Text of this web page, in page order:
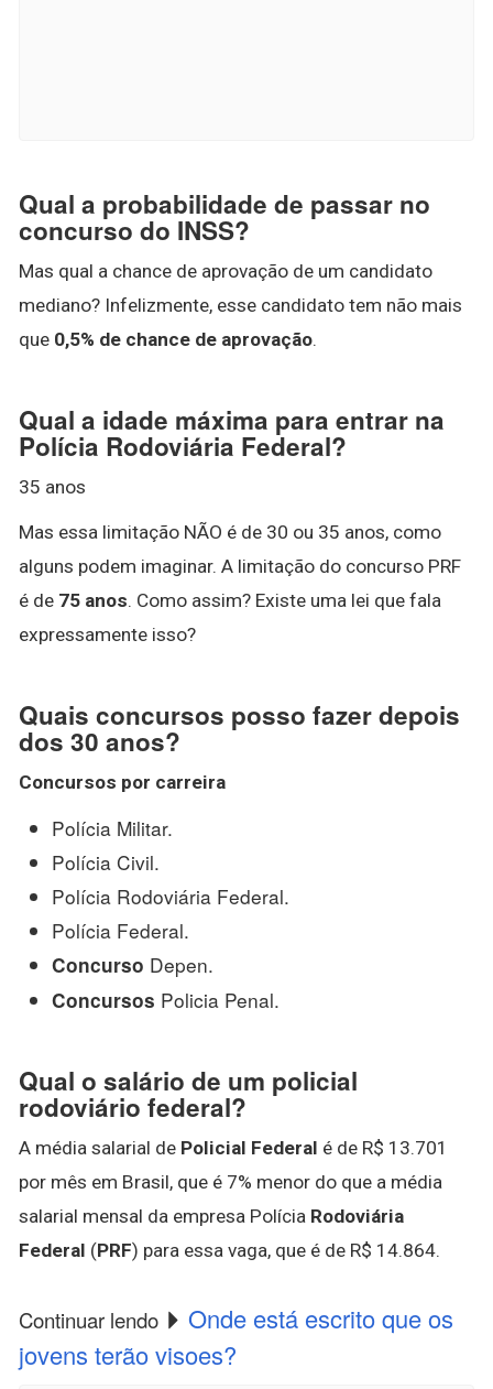
Qual a probabilidade de passar no
concurso do INSS?
Mas qual a chance de aprovação de um candidato
mediano? Infelizmente, esse candidato tem não mais
que 0,5% de chance de aprovação.
Qual a idade máxima para entrar na
Polícia Rodoviária Federal?
35 anos
Mas essa limitação NÃO é de 30 ou 35 anos, como
alguns podem imaginar. A limitação do concurso PRF
é de 75 anos. Como assim? Existe uma lei que fala
expressamente isso?
Quais concursos posso fazer depois
dos 30 anos?
Concursos por carreira
Polícia Militar.
Polícia Civil.
Polícia Rodoviária Federal.
Polícia Federal.
Concurso Depen.
Concursos Policia Penal.
Qual o salário de um policial
rodoviário federal?
A média salarial de Policial Federal é de R$ 13.701
por mês em Brasil, que é 7% menor do que a média
salarial mensal da empresa Polícia Rodoviária
Federal (PRF) para essa vaga, que é de R$ 14.864.
Continuar lendo
Onde está escrito que os
jovens terão visoes?